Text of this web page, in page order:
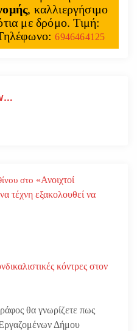
, καλλιεργήσιμο
με δρόμο. Τιμή:
6946464125
στο «Ανοιχτοί
τέχνη εξακολουθεί να
κόντρες στον
θα γνωρίζετε πως
Δήμου